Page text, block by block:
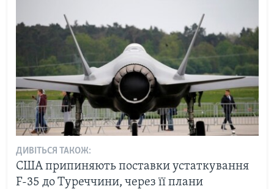
ДИВІТЬСЯ ТАКОЖ:
США припиняють поставки устаткування
F-35 до Туреччини, через її плани